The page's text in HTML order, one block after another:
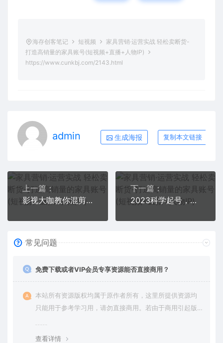
海存创客笔记 短视频
家具营销·运营实战 轻松卖断货-
打造高销量的家具账号(短视频+直播+人物IP)
https://www.cunkbj.com/2143.html
admin 生成海报 复制本文链接
上一篇：
影视大咖教你混剪思维与操作：选剧 选题材 选场景 选爆款 降作品封抖概率
下一篇：
2023科学起号，千川随心推投放实战课，千川随心推正价起号
常见问题
免费下载或者VIP会员专享资源能否直接商用？
本站所有资源版权均属于原作者所有，这里所提供资源均
只能用于参考学习用，请勿直接商用。若由于商用引起版
查看详情